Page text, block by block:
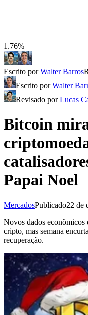
1.76%
Escrito porWalter Barros
Escrito porWalter
Revisado porLucas
Bitcoin
Papai Noel
MercadosPublicado22 de
Novos dados
cripto, mas semana
recuperação.